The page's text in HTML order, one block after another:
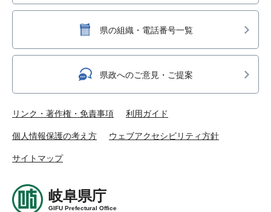
県の組織・電話番号一覧
県政へのご意見・ご提案
リンク・著作権・免責事項 利用ガイド
個人情報保護の考え方 ウェブアクセシビリティ方針
サイトマップ
岐阜県庁
GIFU Prefectural Office